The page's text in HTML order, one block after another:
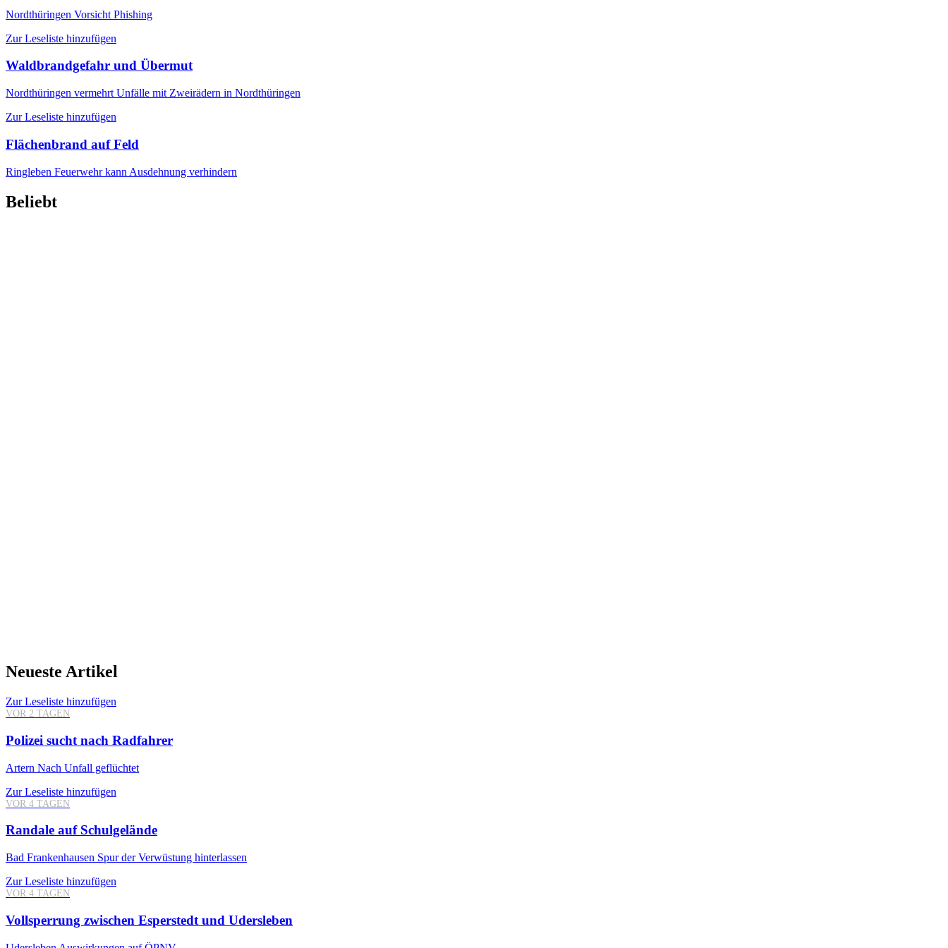
Nordthüringen Vorsicht Phishing
Zur Leseliste hinzufügen
Waldbrandgefahr und Übermut
Nordthüringen vermehrt Unfälle mit Zweirädern in Nordthüringen
Zur Leseliste hinzufügen
Flächenbrand auf Feld
Ringleben Feuerwehr kann Ausdehnung verhindern
Beliebt
Neueste Artikel
Zur Leseliste hinzufügen
VOR 2 TAGEN
Polizei sucht nach Radfahrer
Artern Nach Unfall geflüchtet
Zur Leseliste hinzufügen
VOR 4 TAGEN
Randale auf Schulgelände
Bad Frankenhausen Spur der Verwüstung hinterlassen
Zur Leseliste hinzufügen
VOR 4 TAGEN
Vollsperrung zwischen Esperstedt und Udersleben